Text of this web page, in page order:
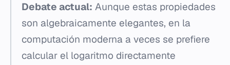
Debate actual: Aunque estas propiedades
son algebraicamente elegantes, en la
computación moderna a veces se prefiere
calcular el logaritmo directamente